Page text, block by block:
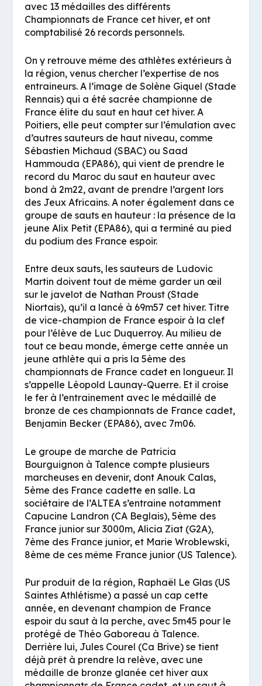
avec 13 médailles des différents
Championnats de France cet hiver, et ont
comptabilisé 26 records personnels.
On y retrouve même des athlètes extérieurs à
la région, venus chercher l’expertise de nos
entraineurs. A l’image de Solène Giquel (Stade
Rennais) qui a été sacrée championne de
France élite du saut en haut cet hiver. A
Poitiers, elle peut compter sur l’émulation avec
d’autres sauteurs de haut niveau, comme
Sébastien Michaud (SBAC) ou Saad
Hammouda (EPA86), qui vient de prendre le
record du Maroc du saut en hauteur avec
bond à 2m22, avant de prendre l’argent lors
des Jeux Africains. A noter également dans ce
groupe de sauts en hauteur : la présence de la
jeune Alix Petit (EPA86), qui a terminé au pied
du podium des France espoir.
Entre deux sauts, les sauteurs de Ludovic
Martin doivent tout de même garder un œil
sur le javelot de Nathan Proust (Stade
Niortais), qu’il a lancé à 69m57 cet hiver. Titre
de vice-champion de France espoir à la clef
pour l’élève de Luc Duquerroy. Au milieu de
tout ce beau monde, émerge cette année un
jeune athlète qui a pris la 5ème des
championnats de France cadet en longueur. Il
s’appelle Léopold Launay-Querre. Et il croise
le fer à l’entrainement avec le médaillé de
bronze de ces championnats de France cadet,
Benjamin Becker (EPA86), avec 7m06.
Le groupe de marche de Patricia
Bourguignon à Talence compte plusieurs
marcheuses en devenir, dont Anouk Calas,
5ème des France cadette en salle. La
sociétaire de l’ALTEA s’entraine notamment
Capucine Landron (CA Beglais), 5ème des
France junior sur 3000m, Alicia Ziat (G2A),
7ème des France junior, et Marie Wroblewski,
8ème de ces même France junior (US Talence).
Pur produit de la région, Raphaël Le Glas (US
Saintes Athlétisme) a passé un cap cette
année, en devenant champion de France
espoir du saut à la perche, avec 5m45 pour le
protégé de Théo Gaboreau à Talence.
Derrière lui, Jules Courel (Ca Brive) se tient
déjà prêt à prendre la relève, avec une
médaille de bronze glanée cet hiver aux